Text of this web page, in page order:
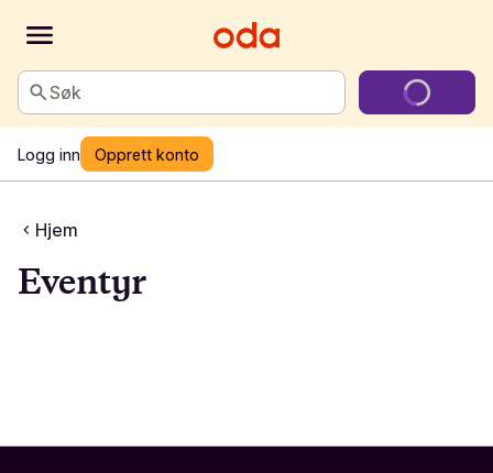
Søk
Logg inn Opprett konto
Hjem
Eventyr